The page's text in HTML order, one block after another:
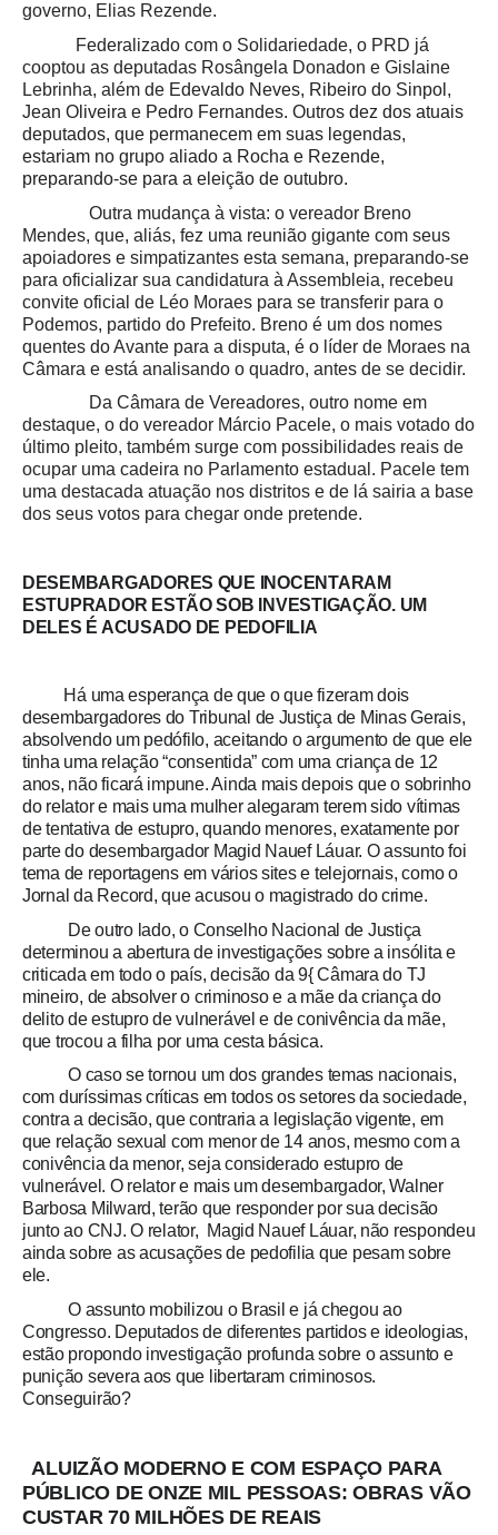
governo, Elias Rezende.
Federalizado com o Solidariedade, o PRD já
cooptou as deputadas Rosângela Donadon e Gislaine
Lebrinha, além de Edevaldo Neves, Ribeiro do Sinpol,
Jean Oliveira e Pedro Fernandes. Outros dez dos atuais
deputados, que permanecem em suas legendas,
estariam no grupo aliado a Rocha e Rezende,
preparando-se para a eleição de outubro.
Outra mudança à vista: o vereador Breno
Mendes, que, aliás, fez uma reunião gigante com seus
apoiadores e simpatizantes esta semana, preparando-se
para oficializar sua candidatura à Assembleia, recebeu
convite oficial de Léo Moraes para se transferir para o
Podemos, partido do Prefeito. Breno é um dos nomes
quentes do Avante para a disputa, é o líder de Moraes na
Câmara e está analisando o quadro, antes de se decidir.
Da Câmara de Vereadores, outro nome em
destaque, o do vereador Márcio Pacele, o mais votado do
último pleito, também surge com possibilidades reais de
ocupar uma cadeira no Parlamento estadual. Pacele tem
uma destacada atuação nos distritos e de lá sairia a base
dos seus votos para chegar onde pretende.
DESEMBARGADORES QUE INOCENTARAM
ESTUPRADOR ESTÃO SOB INVESTIGAÇÃO. UM
DELES É ACUSADO DE PEDOFILIA
Há uma esperança de que o que fizeram dois
desembargadores do Tribunal de Justiça de Minas Gerais,
absolvendo um pedófilo, aceitando o argumento de que ele
tinha uma relação “consentida” com uma criança de 12
anos, não ficará impune. Ainda mais depois que o sobrinho
do relator e mais uma mulher alegaram terem sido vítimas
de tentativa de estupro, quando menores, exatamente por
parte do desembargador Magid Nauef Láuar. O assunto foi
tema de reportagens em vários sites e telejornais, como o
Jornal da Record, que acusou o magistrado do crime.
De outro lado, o Conselho Nacional de Justiça
determinou a abertura de investigações sobre a insólita e
criticada em todo o país, decisão da 9{ Câmara do TJ
mineiro, de absolver o criminoso e a mãe da criança do
delito de estupro de vulnerável e de conivência da mãe,
que trocou a filha por uma cesta básica.
O caso se tornou um dos grandes temas nacionais,
com duríssimas críticas em todos os setores da sociedade,
contra a decisão, que contraria a legislação vigente, em
que relação sexual com menor de 14 anos, mesmo com a
conivência da menor, seja considerado estupro de
vulnerável. O relator e mais um desembargador, Walner
Barbosa Milward, terão que responder por sua decisão
junto ao CNJ. O relator, Magid Nauef Láuar, não respondeu
ainda sobre as acusações de pedofilia que pesam sobre
ele.
O assunto mobilizou o Brasil e já chegou ao
Congresso. Deputados de diferentes partidos e ideologias,
estão propondo investigação profunda sobre o assunto e
punição severa aos que libertaram criminosos.
Conseguirão?
ALUIZÃO MODERNO E COM ESPAÇO PARA
PÚBLICO DE ONZE MIL PESSOAS: OBRAS VÃO
CUSTAR 70 MILHÕES DE REAIS